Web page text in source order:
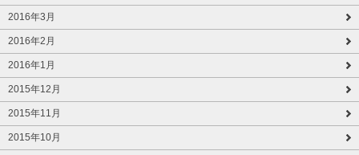
2016年3月
2016年2月
2016年1月
2015年12月
2015年11月
2015年10月